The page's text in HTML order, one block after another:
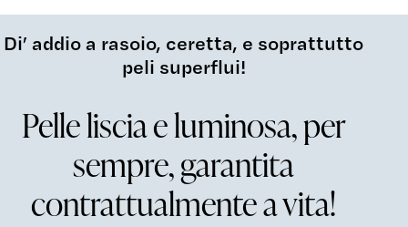
Di’ addio a rasoio, ceretta, e soprattutto
peli superflui!
Pelle liscia e luminosa, per
sempre, garantita
contrattualmente a vita!